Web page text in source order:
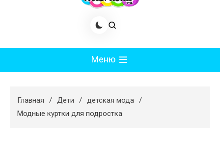
Меню
Худеем
Главная Дети
детская мода
Модные куртки для подростка